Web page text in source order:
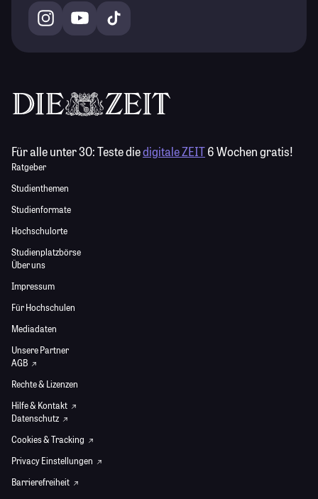
Für alle unter 30:Teste diedigitale ZEIT6 Wochen gratis!
Ratgeber
Studienthemen
Studienformate
Hochschulorte
Studienplatzbörse
Über uns
Impressum
Für Hochschulen
Mediadaten
Unsere Partner
AGB
Rechte & Lizenzen
Hilfe & Kontakt
Datenschutz
Cookies & Tracking
Privacy Einstellungen
Barrierefreiheit